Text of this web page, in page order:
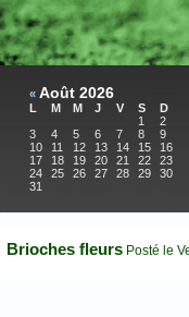
« Août 2026
L M M J V S
D
1
2
3
4 5 6 7 8
9
10
11 12 13 14 15
16
17
18 19 20 21 22
23
24
25 26 27 28 29
30
31
Brioches fleurs Posté le